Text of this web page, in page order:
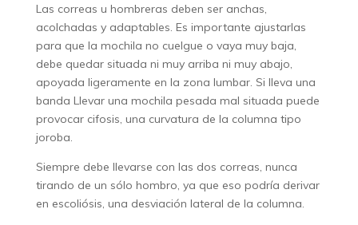
Las correas u hombreras deben ser anchas,
acolchadas y adaptables. Es importante ajustarlas
para que la mochila no cuelgue o vaya muy baja,
debe quedar situada ni muy arriba ni muy abajo,
apoyada ligeramente en la zona lumbar. Si lleva una
banda Llevar una mochila pesada mal situada puede
provocar cifosis, una curvatura de la columna tipo
joroba.
Siempre debe llevarse con las dos correas, nunca
tirando de un sólo hombro, ya que eso podría derivar
en escoliósis, una desviación lateral de la columna.